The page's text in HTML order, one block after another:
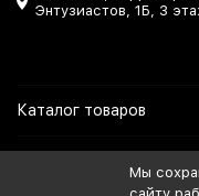
Энтузиастов, 1Б, 3
Каталог товаров
Мы